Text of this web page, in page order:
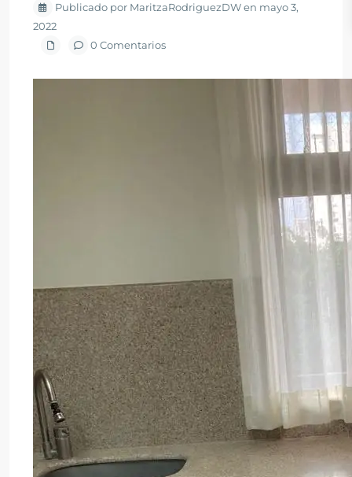
Publicado por MaritzaRodriguezDW en mayo 3,
2022
0 Comentarios